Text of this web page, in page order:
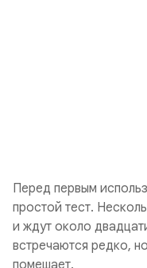
Перед первым
простой тест.
и ждут около
встречаются редко,
помешает.